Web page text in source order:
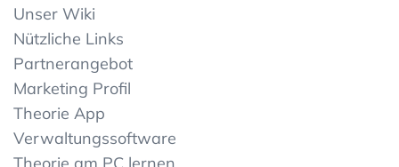
Unser Wiki
Nützliche Links
Partnerangebot
Marketing Profil
Theorie App
Verwaltungssoftware